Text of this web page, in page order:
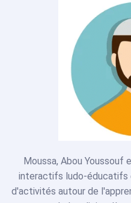
Moussa, Abou
interactifs ludo-éducatifs
d'activités autour de